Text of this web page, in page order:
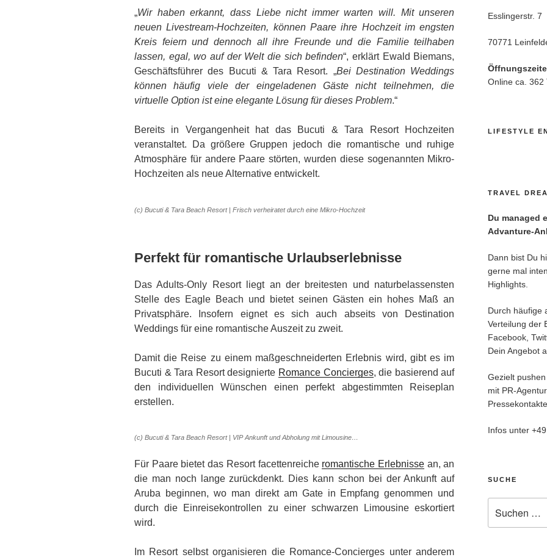
„Wir haben erkannt, dass Liebe nicht immer warten will. Mit unseren
neuen Livestream-Hochzeiten, können Paare ihre Hochzeit im engsten
Kreis feiern und dennoch all ihre Freunde und die Familie teilhaben
lassen, egal, wo auf der Welt die sich befinden“, erklärt Ewald Biemans,
Geschäftsführer des Bucuti & Tara Resort. „Bei Destination Weddings
können häufig viele der eingeladenen Gäste nicht teilnehmen, die
virtuelle Option ist eine elegante Lösung für dieses Problem.“
Bereits in Vergangenheit hat das Bucuti & Tara Resort Hochzeiten
veranstaltet. Da größere Gruppen jedoch die romantische und ruhige
Atmosphäre für andere Paare störten, wurden diese sogenannten Mikro-
Hochzeiten als neue Alternative entwickelt.
(c) Bucuti & Tara Beach Resort | Frisch verheiratet durch eine Mikro-Hochzeit
Perfekt für romantische Urlaubserlebnisse
Das Adults-Only Resort liegt an der breitesten und naturbelassensten
Stelle des Eagle Beach und bietet seinen Gästen ein hohes Maß an
Privatsphäre. Insofern eignet es sich auch abseits von Destination
Weddings für eine romantische Auszeit zu zweit.
Damit die Reise zu einem maßgeschneiderten Erlebnis wird, gibt es im
Bucuti & Tara Resort designierte Romance Concierges, die basierend auf
den individuellen Wünschen einen perfekt abgestimmten Reiseplan
erstellen.
(c) Bucuti & Tara Beach Resort | VIP Ankunft und Abholung mit Limousine…
Für Paare bietet das Resort facettenreiche romantische Erlebnissean, an
die man noch lange zurückdenkt. Dies kann schon bei der Ankunft auf
Aruba beginnen, wo man direkt am Gate in Empfang genommen und
durch die Einreisekontrollen zu einer schwarzen Limousine eskortiert
wird.
Im Resort selbst organisieren die Romance-Concierges unter anderem
Esslingerstr. 7
70771
Online ca. 362
LIFESTYLE
TRAVEL
Du managed
Advanture-
Dann bist Du
gerne mal
Highlights.
Durch häufige
Verteilung der
Facebook,
Dein Angebot
Gezielt
mit PR-
Infos unter
SUCHE
nach: